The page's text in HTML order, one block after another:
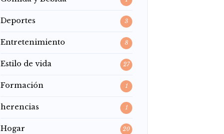
Deportes 3
Entretenimiento 8
Estilo de vida 27
Formación 1
herencias 1
Hogar 20